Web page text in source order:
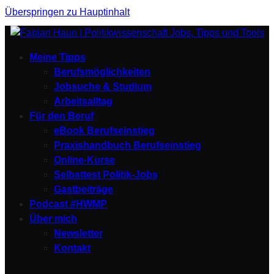
Überspringen zu Hauptinhalt
Meine Tipps
Berufsmöglichkeiten
Jobsuche & Studium
Arbeitsalltag
Für den Beruf
eBook Berufseinstieg
Praxishandbuch Berufseinstieg
Online-Kurse
Selbsttest Politik-Jobs
Gastbeiträge
Podcast #HWMP
Über mich
Newsletter
Kontakt